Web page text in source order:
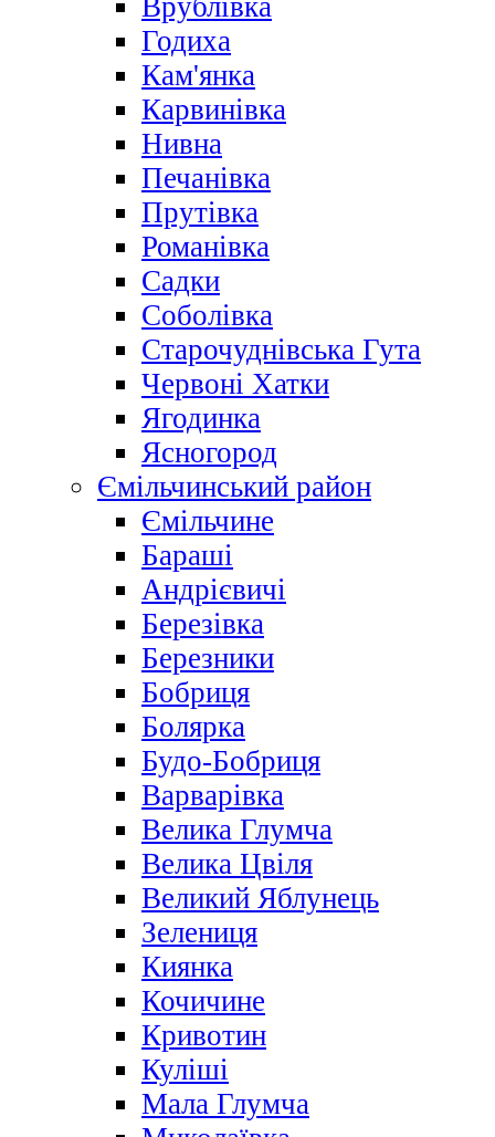
Врублівка
Годиха
Кам'янка
Карвинівка
Нивна
Печанівка
Прутівка
Романівка
Садки
Соболівка
Старочуднівська Гута
Червоні Хатки
Ягодинка
Ясногород
Ємільчинський район
Ємільчине
Бараші
Андрієвичі
Березівка
Березники
Бобриця
Болярка
Будо-Бобриця
Варварівка
Велика Глумча
Велика Цвіля
Великий Яблунець
Зелениця
Киянка
Кочичине
Кривотин
Куліші
Мала Глумча